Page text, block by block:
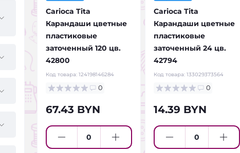
Carioca Tita
Карандаши цветные
пластиковые
заточенный 120 цв.
42800
Код товара: 124198146284
0
67.43 BYN
Carioca Tita
Карандаши цветные
пластиковые
заточенный 24 цв.
42794
Код товара: 133029373564
0
14.39 BYN